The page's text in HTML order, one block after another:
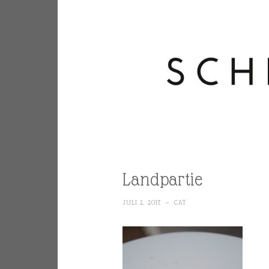
Landpartie
JULI 2, 2017 ~ CAT